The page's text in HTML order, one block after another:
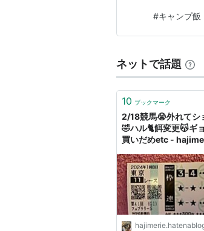
味料の登場
すぎる。…
#キャンプ飯
ネットで話題
10 ブックマーク
2/18競馬😭外れてシ
🤣ハル🐈餌変更😽ギ
買いだめetc -